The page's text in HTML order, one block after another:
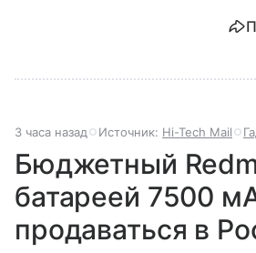
3 часа назад Источник: Hi-Tech Mail
Бюджетный
батареей 7500
продаваться в